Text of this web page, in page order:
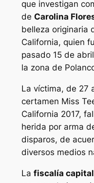
que investigan
de Carolina
belleza originaria
California, quien
pasado 15 de
la zona de
La víctima, de 27
certamen Miss
California 2017,
herida por arma
disparos, de
diversos medios
La fiscalía